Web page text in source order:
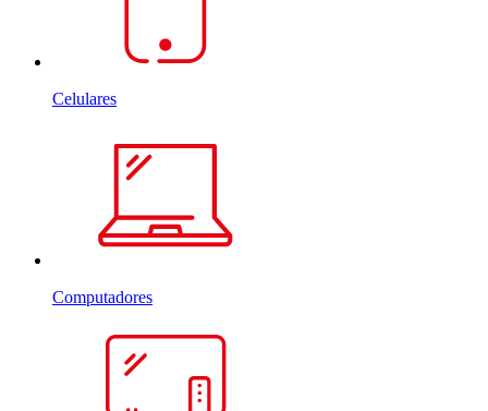
Celulares
Computadores